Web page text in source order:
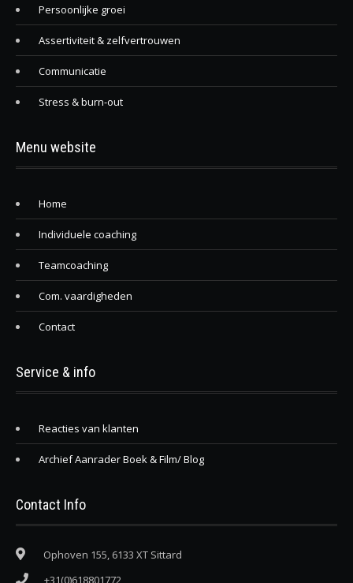
Persoonlijke groei
Assertiviteit & zelfvertrouwen
Communicatie
Stress & burn-out
Menu website
Home
Individuele coaching
Teamcoaching
Com. vaardigheden
Contact
Service & info
Reacties van klanten
Archief Aanrader Boek & Film/ Blog
Contact Info
Ophoven 155, 6133 XT Sittard
+31(0)618801772